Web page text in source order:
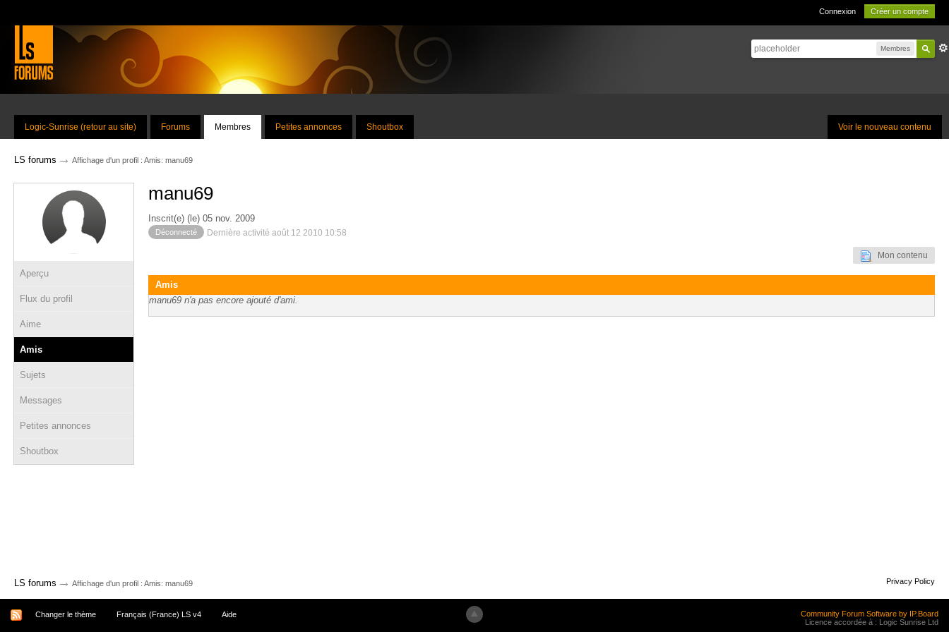
Connexion Créer un compte
Membres
Voir le nouveau contenu
Logic-Sunrise (retour au site) Forums Membres Petites annonces Shoutbox
LS forums → Affichage d'un profil : Amis: manu69
Aperçu
Flux du profil
Aime
Amis
Sujets
Messages
Petites annonces
Shoutbox
manu69
Inscrit(e) (le) 05 nov. 2009
Déconnecté Dernière activité août 12 2010 10:58
Mon contenu
Amis
manu69 n'a pas encore ajouté d'ami.
LS forums → Affichage d'un profil : Amis: manu69 Privacy Policy
Changer le thème Français (France) LS v4 Aide
Community Forum Software by IP.Board
Licence accordée à : Logic Sunrise Ltd